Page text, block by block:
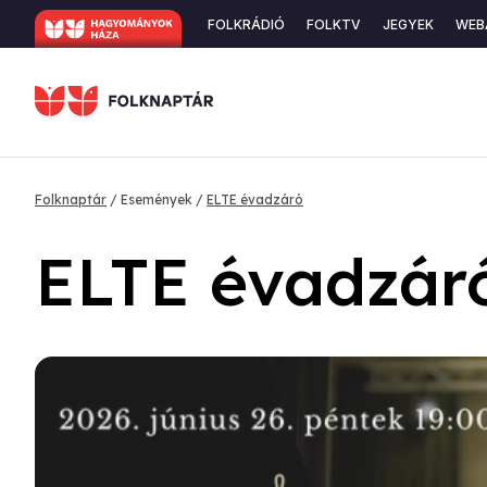
Ugrás
a
Secondary
FOLKRÁDIÓ FOLKTV JEGYEK
Morzsa
Folknaptár Események ELTE évadzáró
ELTE